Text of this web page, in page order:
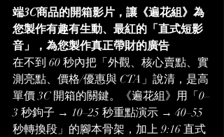
端3C商品的開箱影片，讓《遍花組》為
您製作有趣有生動、最紅的「直式短影
音」，為您製作真正帶財的廣告
在不到 60 秒內把「外觀、核心賣點、實
測亮點、價格/優惠與 CTA」說清，是高
單價 3C 開箱的關鍵。《遍花組》用「0–
3 秒鉤子 → 10–25 秒重點演示 → 40–55
秒轉換段」的腳本骨架，加上 9:16 直式